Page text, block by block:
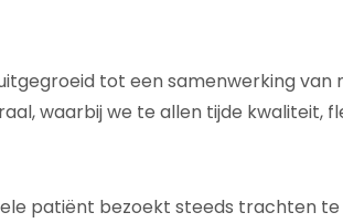
tot een samenwerking van
waarbij we te allen tijde kwaliteit,
patiënt bezoekt steeds trachten